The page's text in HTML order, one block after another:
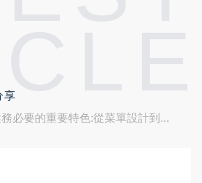
享
要的重要特色:從菜單設計到服務品質